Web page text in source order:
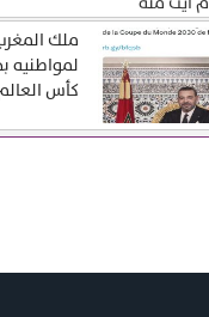
ملك
كأس العالم